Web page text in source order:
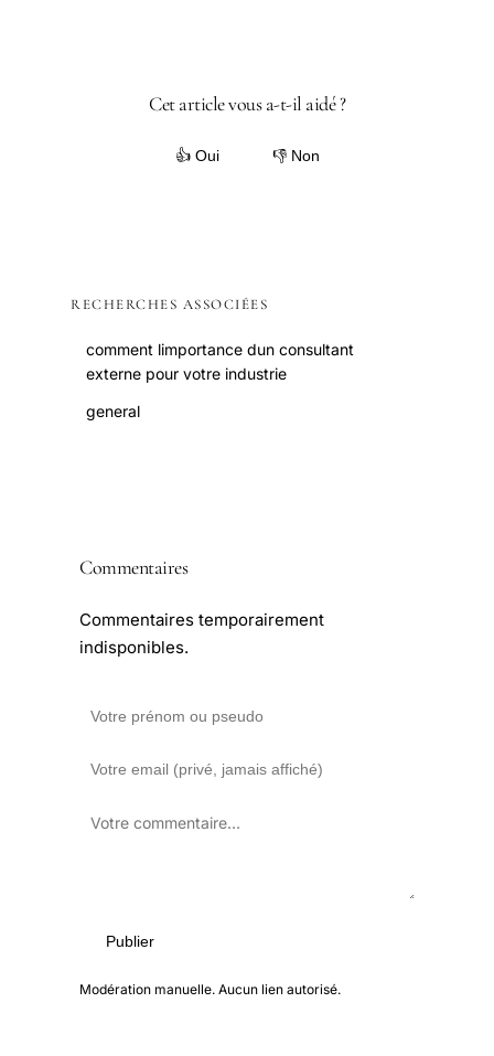
Cet article vous a-t-il aidé ?
👍 Oui 👎 Non
RECHERCHES ASSOCIÉES
comment limportance dun consultant
externe pour votre industrie
general
Commentaires
Commentaires temporairement
indisponibles.
Publier
Modération manuelle. Aucun lien autorisé.